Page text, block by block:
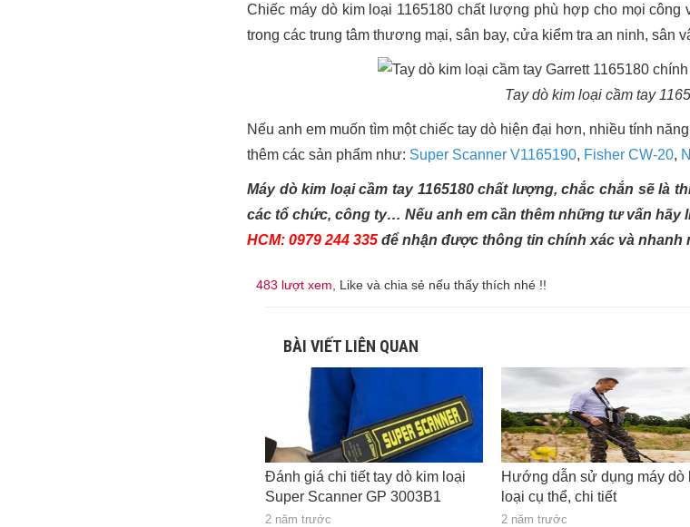
Chiếc máy dò kim loại 1165180 chất lượng phù hợp cho mọi công
trong các trung tâm thương mại, sân bay, cửa kiểm tra an ninh, sân
Tay dò kim loại cầm tay
Nếu anh em muốn tìm một chiếc tay dò hiện đại hơn, nhiều tính
thêm các sản phẩm như: Super Scanner V1165190, Fisher CW-20,
Máy dò kim loại cầm tay 1165180 chất lượng, chắc chắn sẽ là
các tổ chức, công ty… Nếu anh em cần thêm những tư vấn hãy
HCM: 0979 244 335 để nhận được thông tin chính xác và nhanh
483 lượt xem , Like và chia sẻ nếu thấy thích nhé !!
BÀI VIẾT LIÊN QUAN
Đánh giá chi tiết tay dò kim loại
Super Scanner GP 3003B1
2 năm trước
Hướng dẫn sử dụng máy dò
loại cụ thể, chi tiết
2 năm trước